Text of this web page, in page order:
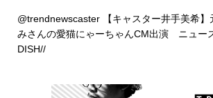
@trendnewscaster【キャスター井手美希】
みさんの愛猫にゃーちゃんCM出演 ニュー
DISH//